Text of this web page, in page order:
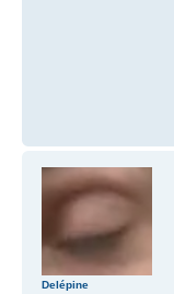
Delépine